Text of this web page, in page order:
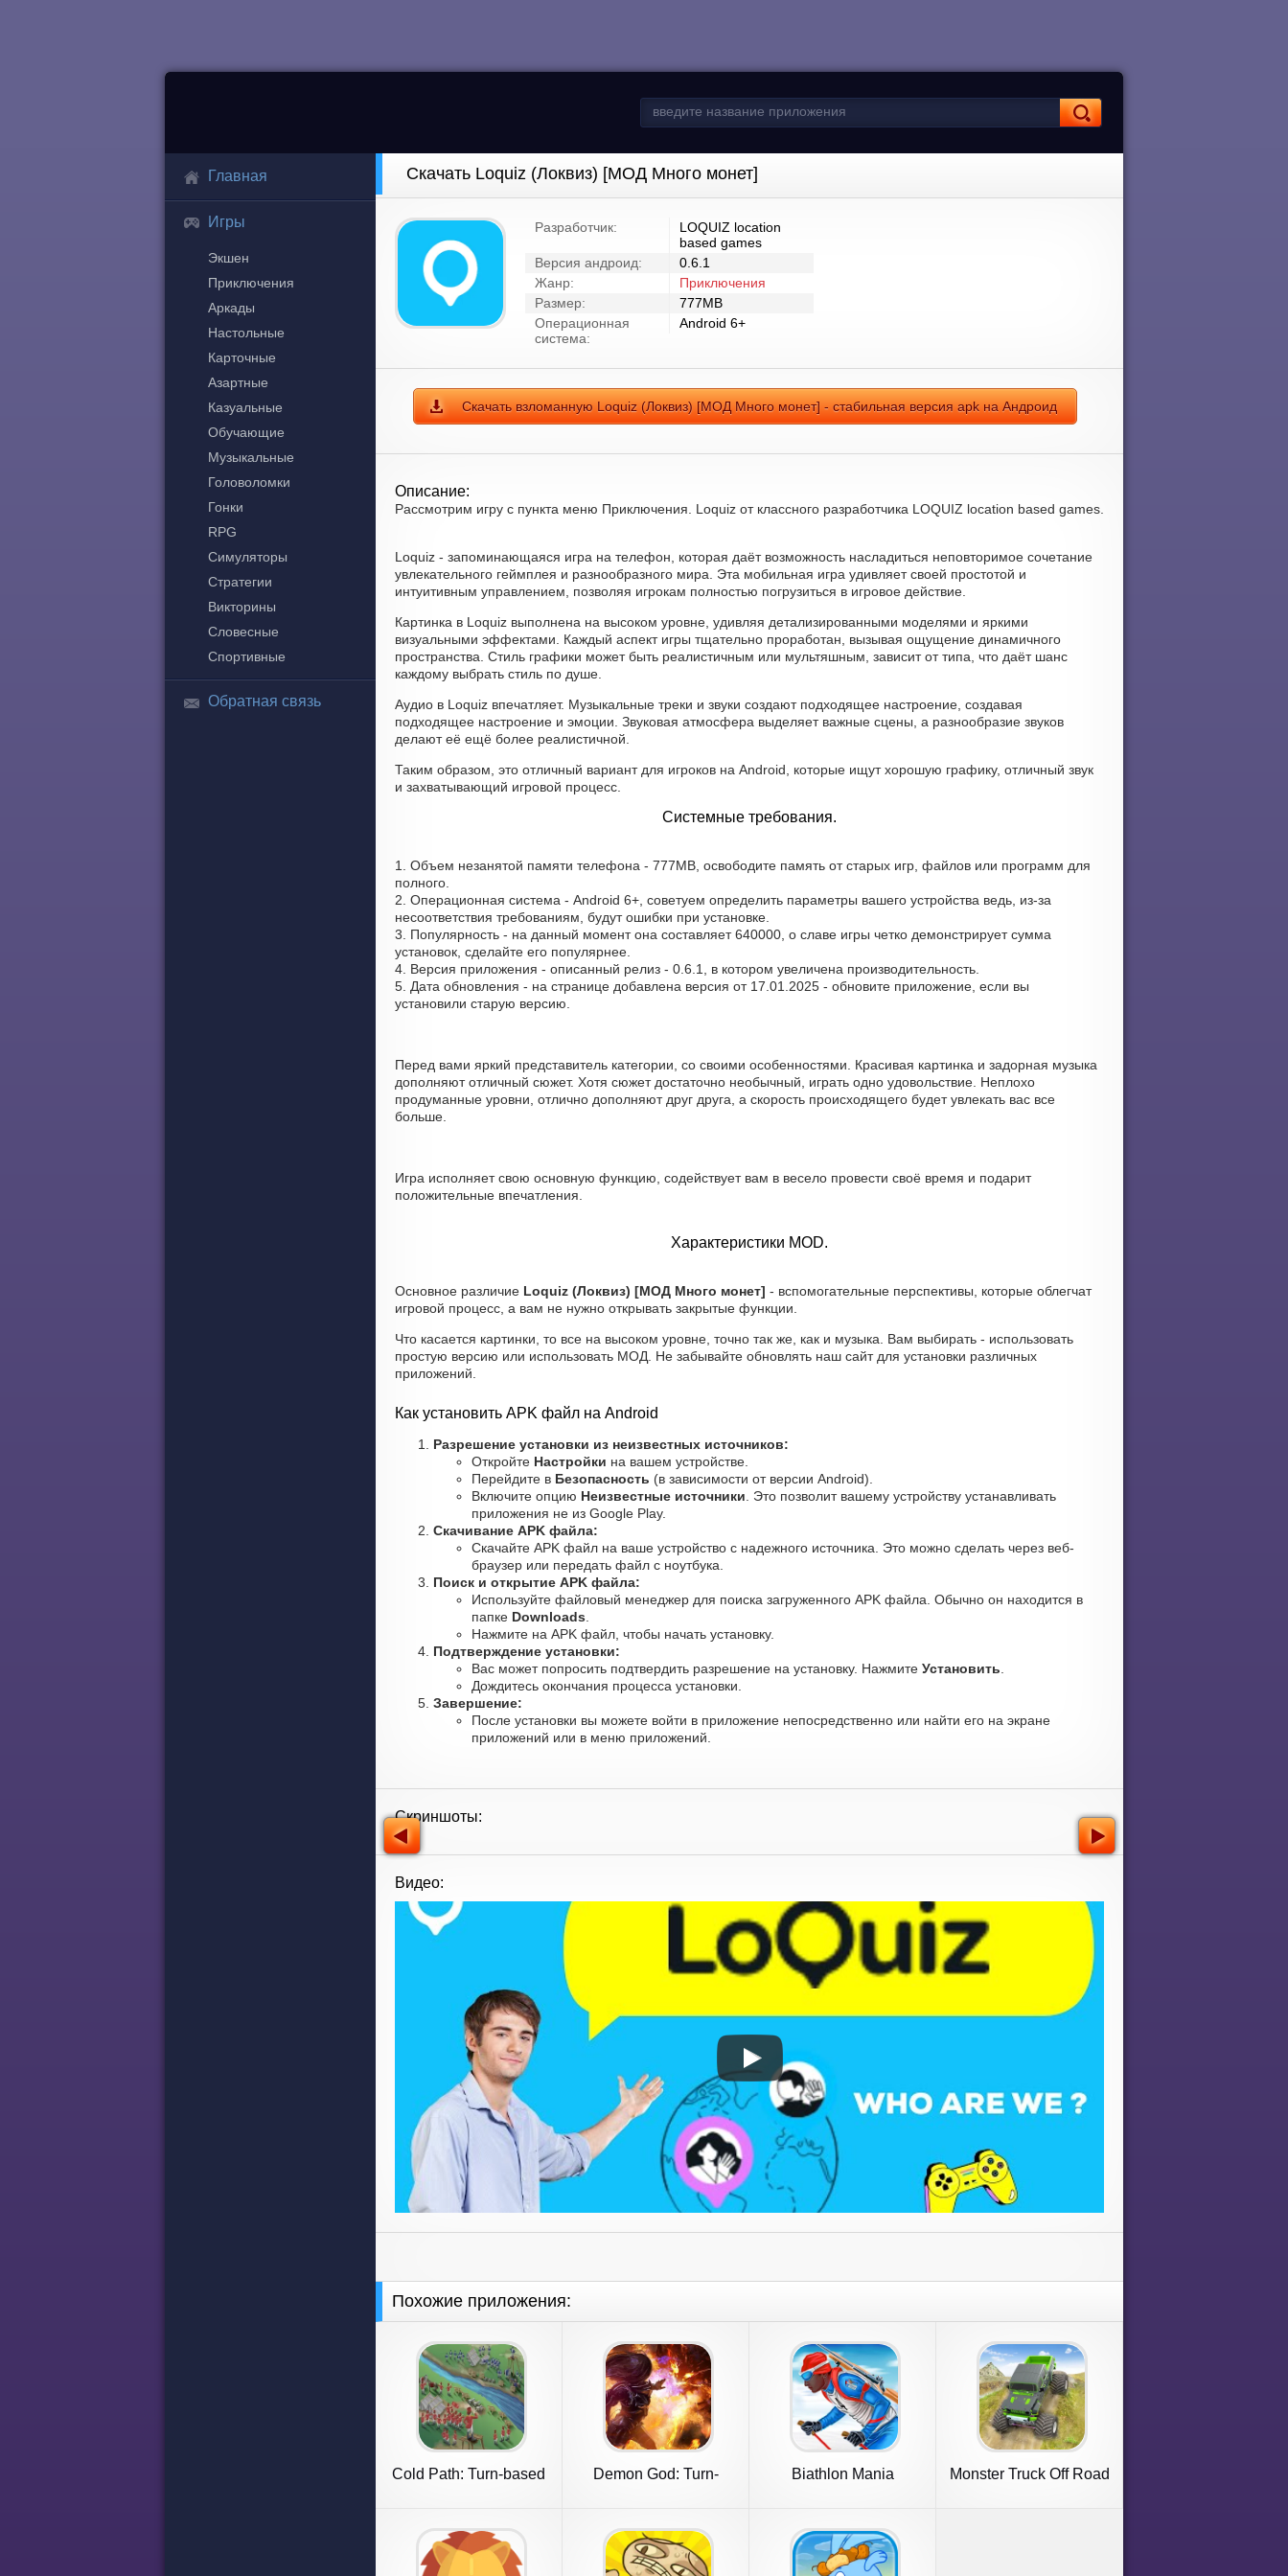
Главная
Игры
Экшен
Приключения
Аркады
Настольные
Карточные
Азартные
Казуальные
Обучающие
Музыкальные
Головоломки
Гонки
RPG
Симуляторы
Стратегии
Викторины
Словесные
Спортивные
Обратная связь
Скачать Loquiz (Локвиз) [МОД Много монет]
Разработчик:
LOQUIZ location
based games
Версия андроид:
0.6.1
Жанр:
Приключения
Размер:
777MB
Операционная
система:
Android 6+
Скачать взломанную Loquiz (Локвиз) [МОД Много монет] - стабильная версия apk на Андроид
Описание:
Рассмотрим игру с пункта меню Приключения. Loquiz от классного разработчика LOQUIZ location based games.
Loquiz - запоминающаяся игра на телефон, которая даёт возможность насладиться неповторимое сочетание
увлекательного геймплея и разнообразного мира. Эта мобильная игра удивляет своей простотой и
интуитивным управлением, позволяя игрокам полностью погрузиться в игровое действие.
Картинка в Loquiz выполнена на высоком уровне, удивляя детализированными моделями и яркими
визуальными эффектами. Каждый аспект игры тщательно проработан, вызывая ощущение динамичного
пространства. Стиль графики может быть реалистичным или мультяшным, зависит от типа, что даёт шанс
каждому выбрать стиль по душе.
Аудио в Loquiz впечатляет. Музыкальные треки и звуки создают подходящее настроение, создавая
подходящее настроение и эмоции. Звуковая атмосфера выделяет важные сцены, а разнообразие звуков
делают её ещё более реалистичной.
Таким образом, это отличный вариант для игроков на Android, которые ищут хорошую графику, отличный звук
и захватывающий игровой процесс.
Системные требования.
1. Объем незанятой памяти телефона - 777MB, освободите память от старых игр, файлов или программ для
полного.
2. Операционная система - Android 6+, советуем определить параметры вашего устройства ведь, из-за
несоответствия требованиям, будут ошибки при установке.
3. Популярность - на данный момент она составляет 640000, о cлаве игры четко демонстрирует сумма
установок, сделайте его популярнее.
4. Версия приложения - описанный релиз - 0.6.1, в котором увеличена производительность.
5. Дата обновления - на странице добавлена версия от 17.01.2025 - обновите приложение, если вы
установили старую версию.
Перед вами яркий представитель категории, со своими особенностями. Красивая картинка и задорная музыка
дополняют отличный сюжет. Хотя сюжет достаточно необычный, играть одно удовольствие. Неплохо
продуманные уровни, отлично дополняют друг друга, а скорость происходящего будет увлекать вас все
больше.
Игра исполняет свою основную функцию, содействует вам в весело провести своё время и подарит
положительные впечатления.
Характеристики MOD.
Основное различие Loquiz (Локвиз) [МОД Много монет] - вспомогательные перспективы, которые облегчат
игровой процесс, а вам не нужно открывать закрытые функции.
Что касается картинки, то все на высоком уровне, точно так же, как и музыка. Вам выбирать - использовать
простую версию или использовать МОД. Не забывайте обновлять наш сайт для установки различных
приложений.
Как установить APK файл на Android
Разрешение установки из неизвестных источников:
Откройте Настройки на вашем устройстве.
Перейдите в Безопасность (в зависимости от версии Android).
Включите опцию Неизвестные источники . Это позволит вашему устройству устанавливать
приложения не из Google Play.
Скачивание APK файла:
Скачайте APK файл на ваше устройство с надежного источника. Это можно сделать через веб-
браузер или передать файл с ноутбука.
Поиск и открытие APK файла:
Используйте файловый менеджер для поиска загруженного APK файла. Обычно он находится в
папке Downloads
Нажмите на APK файл, чтобы начать установку.
Подтверждение установки:
Вас может попросить подтвердить разрешение на установку. Нажмите Установить
Дождитесь окончания процесса установки.
Завершение:
После установки вы можете войти в приложение непосредственно или найти его на экране
приложений или в меню приложений.
Скриншоты:
Видео:
Похожие приложения:
Cold Path: Turn-based
Demon God: Turn-
Biathlon Mania
Monster Truck Off Road